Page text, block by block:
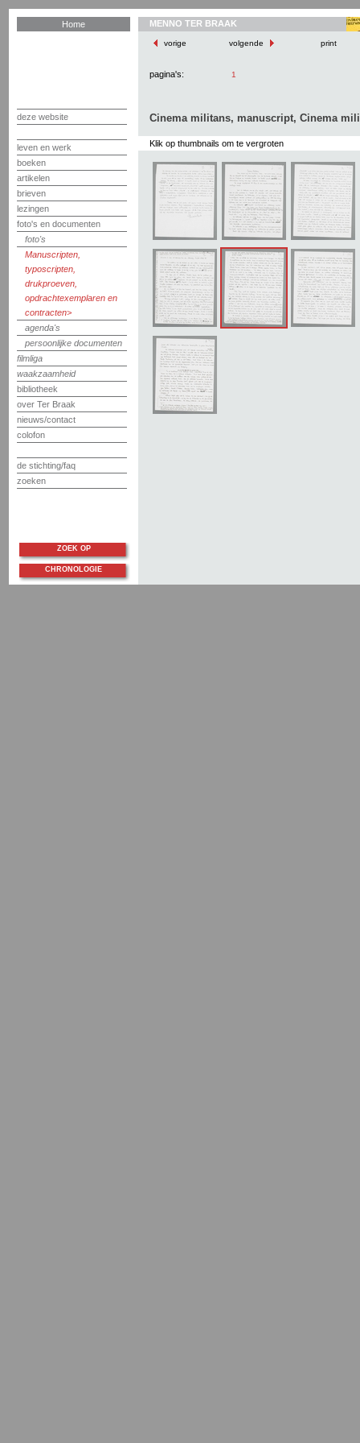
Home
deze website
leven en werk
boeken
artikelen
brieven
lezingen
foto's en documenten
foto's
Manuscripten,
typoscripten,
drukproeven,
opdrachtexemplaren en
contracten
agenda's
persoonlijke documenten
filmliga
waakzaamheid
bibliotheek
over Ter Braak
nieuws/contact
colofon
de stichting/faq
zoeken
MENNO TER BRAAK
vorige volgende print
pagina's: 1
Cinema militans, manuscript, Cinema
Klik op thumbnails om te vergroten
ZOEK OP
CHRONOLOGIE